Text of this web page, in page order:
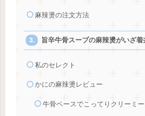
麻辣燙の注文方法
旨辛牛骨スープの麻辣燙がいざ着
私のセレクト
かにの麻辣燙レビュー
牛骨ベースでこってりクリーミ